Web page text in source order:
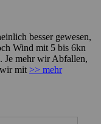
besser gewesen,
Wind mit 5 bis 6kn
Je mehr wir Abfallen,
mit >> mehr